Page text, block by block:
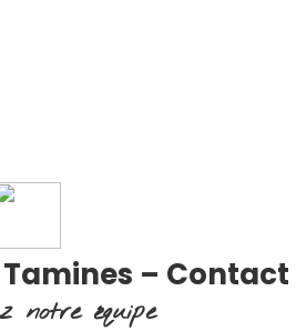
– Contact
notre équipe